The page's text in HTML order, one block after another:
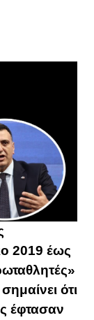
2019 έως
ότι
έφτασαν